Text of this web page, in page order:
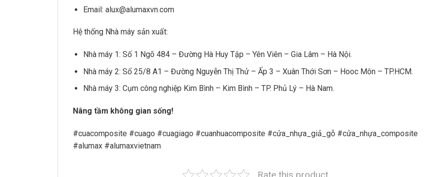
Email: alux@alumaxvn.com
Hệ thống Nhà máy sản xuất:
Nhà máy 1: Số 1 Ngõ 484 – Đường Hà Huy Tập – Yên Viên – Gia Lâm – Hà Nội.
Nhà máy 2: Số 25/8 A1 – Đường Nguyễn Thị Thử – Ấp 3 – Xuân Thới Sơn – Hooc Môn – TP.HCM.
Nhà máy 3: Cụm công nghiệp Kim Bình – Kim Bình – TP. Phủ Lý – Hà Nam.
Nâng tầm không gian sống!
#cuacomposite #cuago #cuagiago #cuanhuacomposite #cửa_nhựa_giả_gỗ #cửa_nhựa_composite
#alumax #alumaxvietnam
Rate this product